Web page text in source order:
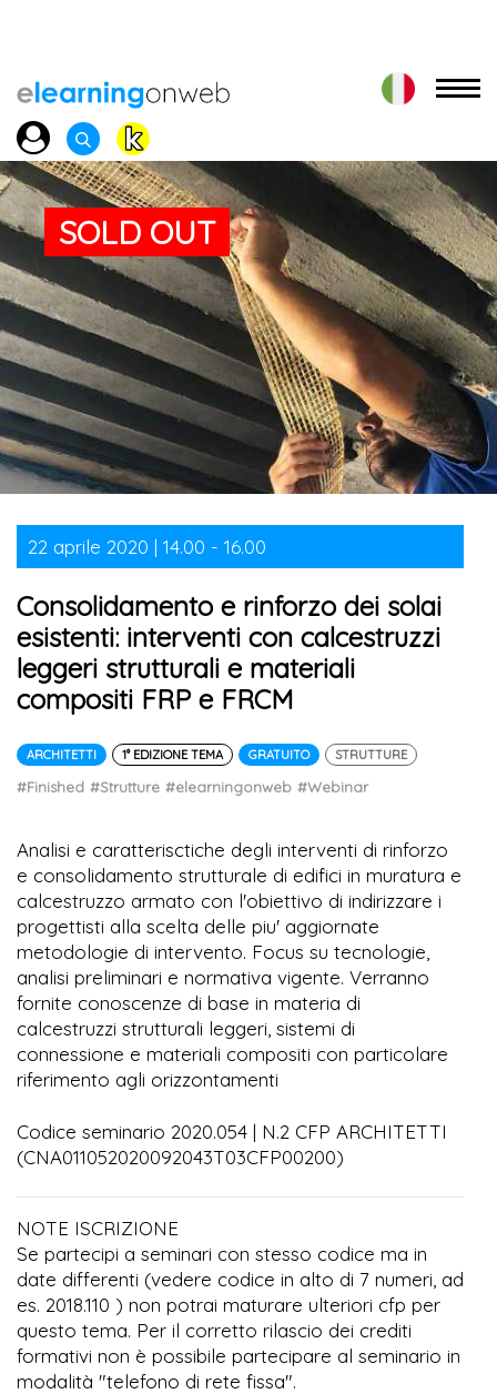
SOLD OUT
22 aprile 2020 | 14.00 - 16.00
Consolidamento e rinforzo dei solai
esistenti: interventi con calcestruzzi
leggeri strutturali e materiali
compositi FRP e FRCM
ARCHITETTI 1° EDIZIONE TEMA GRATUITO STRUTTURE
#Finished #Strutture #elearningonweb #Webinar
Analisi e caratterisctiche degli interventi di rinforzo
e consolidamento strutturale di edifici in muratura e
calcestruzzo armato con l'obiettivo di indirizzare i
progettisti alla scelta delle piu' aggiornate
metodologie di intervento. Focus su tecnologie,
analisi preliminari e normativa vigente. Verranno
fornite conoscenze di base in materia di
calcestruzzi strutturali leggeri, sistemi di
connessione e materiali compositi con particolare
riferimento agli orizzontamenti
Codice seminario 2020.054 | N.2 CFP ARCHITETTI
(CNA011052020092043T03CFP00200)
NOTE ISCRIZIONE
Se partecipi a seminari con stesso codice ma in
date differenti (vedere codice in alto di 7 numeri, ad
es. 2018.110 ) non potrai maturare ulteriori cfp per
questo tema. Per il corretto rilascio dei crediti
formativi non è possibile partecipare al seminario in
modalità "telefono di rete fissa".